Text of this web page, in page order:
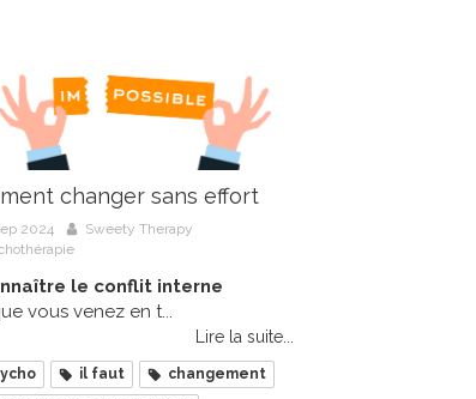
changer sans effort
2024
Sweety Therapy
le conflit interne
vous venez en t...
Lire la suite...
il faut
changement